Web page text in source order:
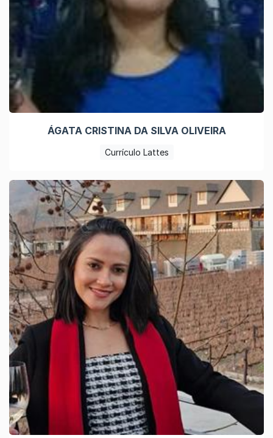
ÁGATA CRISTINA DA SILVA OLIVEIRA
Currículo Lattes